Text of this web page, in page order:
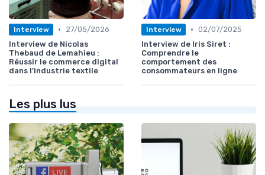
Interview •
27/05/2026
Interview de Nicolas
Thebaud de Lemahieu :
Réussir le commerce digital
dans l’industrie textile
Interview • 02/07/2025
Interview de Iris Siret :
Comprendre le
comportement des
consommateurs en ligne
Les plus lus